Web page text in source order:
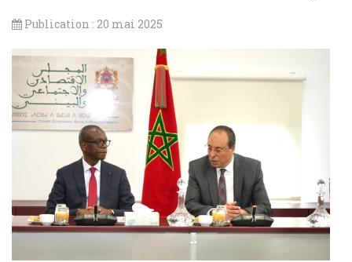
Publication : 20 mai 2025